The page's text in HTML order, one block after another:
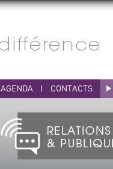
AGENDA I CONTACTS